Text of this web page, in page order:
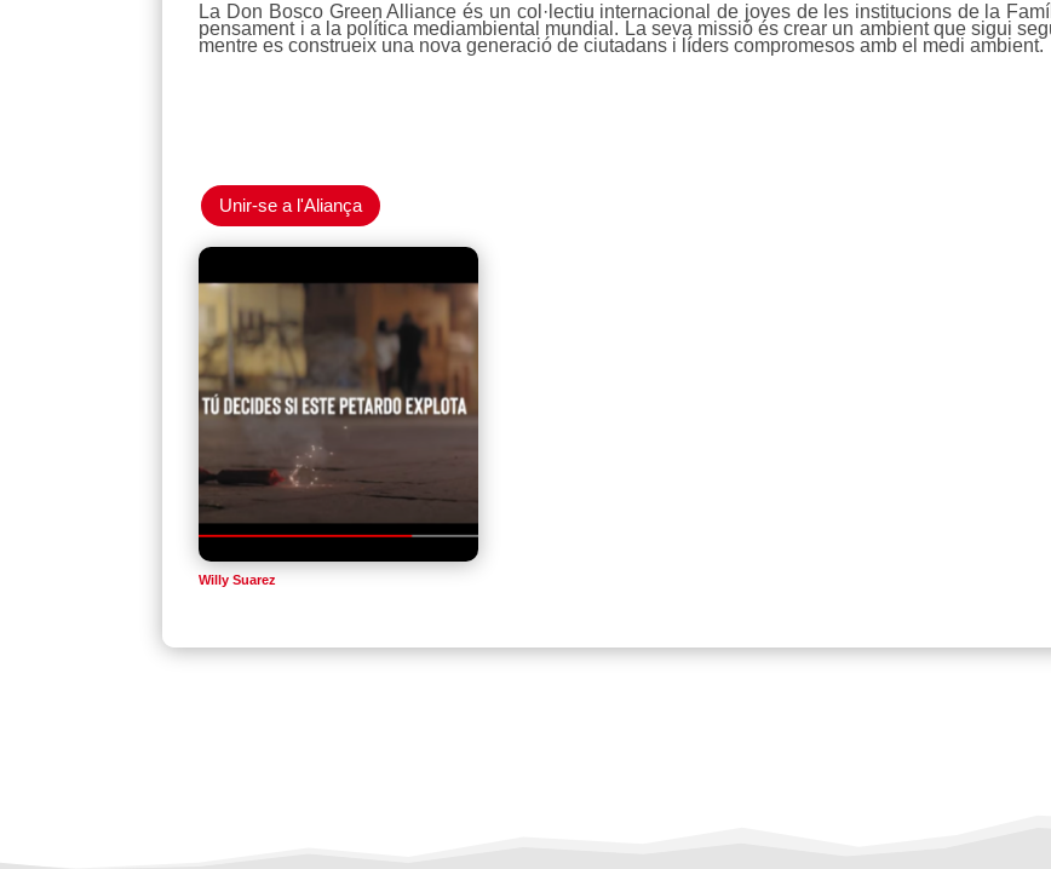
La Don Bosco Green Alliance és un col·lectiu internacional de joves de les institucions de la
pensament i a la política mediambiental mundial. La seva missió és crear un ambient que sigui
mentre es construeix una nova generació de ciutadans i líders compromesos amb el medi ambient.
Unir-se a l'Aliança
Willy Suarez